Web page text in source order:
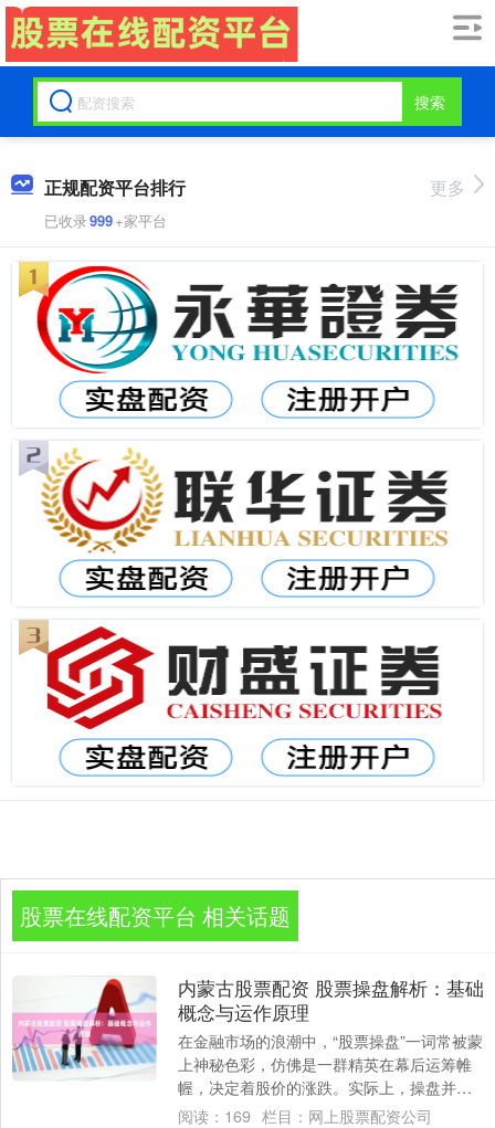
搜索
正规配资平台排行
已收录999+家平台
更多
股票在线配资平台 相关话题
内蒙古股票配资 股票操盘解析：基础
概念与运作原理
在金融市场的浪潮中，“股票操盘”一词常被蒙
上神秘色彩，仿佛是一群精英在幕后运筹帷
幄，决定着股价的涨跌。实际上，操盘并非
玄学内蒙古股票配资，而是建立在一系列严
阅读： 169 栏目： 网上股票配资公司